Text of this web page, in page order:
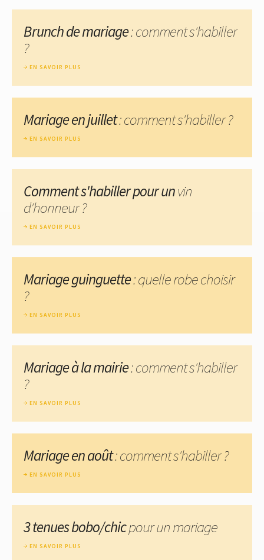
Brunch de mariage: comment s'habiller
?
EN SAVOIR PLUS
Mariage en juillet: comment s'habiller ?
EN SAVOIR PLUS
Comment s'habiller pour unvin
d'honneur ?
EN SAVOIR PLUS
Mariage guinguette: quelle robe choisir
?
EN SAVOIR PLUS
Mariage à la mairie: comment s'habiller
?
EN SAVOIR PLUS
Mariage en août: comment s'habiller ?
EN SAVOIR PLUS
3 tenues bobo/chicpour un mariage
EN SAVOIR PLUS